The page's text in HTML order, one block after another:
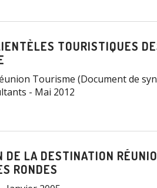
TOURISTIQUES
Tourisme (Document de
- Mai 2012
DE LA DESTINATION
RONDES